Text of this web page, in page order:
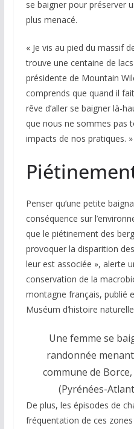
se baigner pour préserver
plus menacé.
« Je vis au pied du massif
trouve une centaine de
présidente de Mountain
comprends que quand il
rêve d’aller se baigner là-
que nous ne sommes pas
impacts de nos pratiques. »
Penser qu’une petite
conséquence sur
que le piétinement des
provoquer la disparition
leur est associée », alerte
conservation de la
montagne français, publié
Muséum d’histoire
Une femme se
randonnée
commune de Borce,
(Pyrénées-
De plus, les épisodes de
fréquentation de ces